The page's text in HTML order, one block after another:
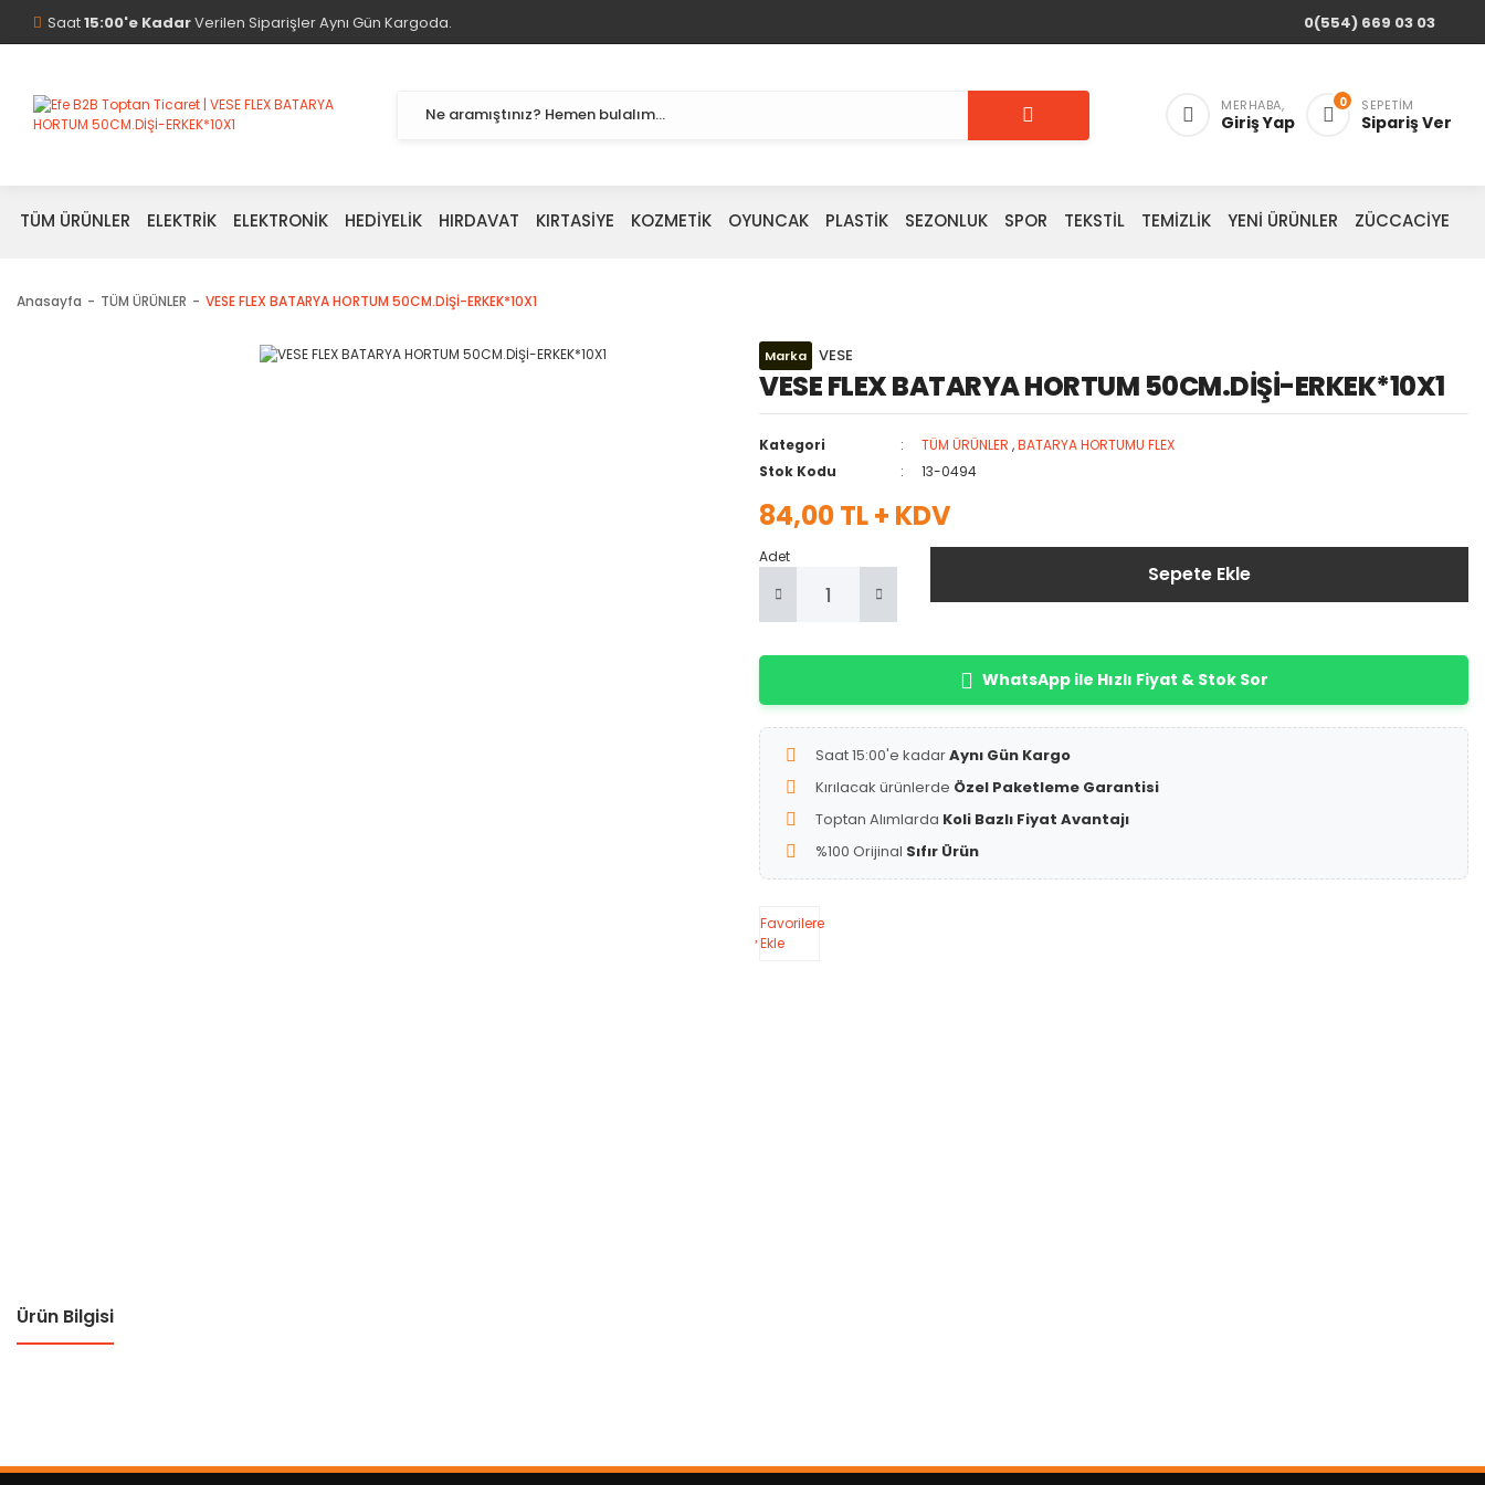
Saat15:00'e KadarVerilen Siparişler Aynı Gün Kargoda. 0(554) 669 03 03
MERHABA,
Giriş Yap
0 SEPETIM
Sipariş Ver
TÜM ÜRÜNLER ELEKTRİK ELEKTRONİK HEDİYELİK HIRDAVAT KIRTASİYE KOZMETİK OYUNCAK PLASTİK SEZONLUK SPOR TEKSTİL TEMİZLİK YENİ ÜRÜNLER ZÜCCACİYE
Anasayfa TÜM ÜRÜNLER VESE FLEX BATARYA HORTUM 50CM.DİŞİ-ERKEK*10X1
Marka VESE
VESE FLEX BATARYA HORTUM 50CM.DİŞİ-ERKEK*10X1
Kategori TÜM ÜRÜNLER ,BATARYA HORTUMU FLEX
Stok Kodu
13-0494
84,00 TL + KDV
Adet
Sepete Ekle
WhatsApp ile Hızlı Fiyat & Stok Sor
Saat 15:00'e kadarAynı Gün Kargo
Kırılacak ürünlerde Özel Paketleme Garantisi
Toptan Alımlarda Koli Bazlı Fiyat Avantajı
%100 Orijinal Sıfır Ürün
Favorilere
Ekle
Ürün Bilgisi